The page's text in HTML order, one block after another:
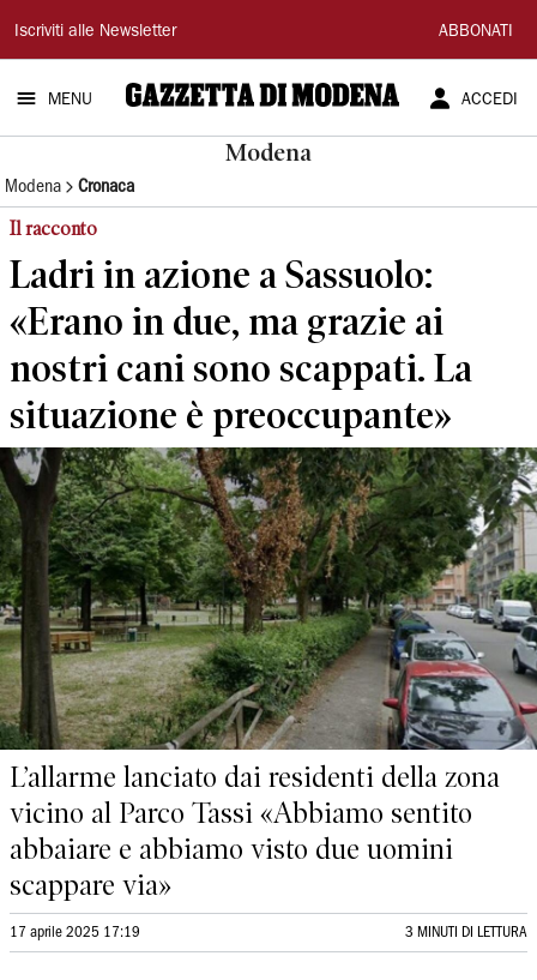
Gazzetta
di
Modena
Iscriviti alle Newsletter ABBONATI
MENU ACCEDI
Modena
Modena Cronaca
Il racconto
Ladri in azione a Sassuolo:
«Erano in due, ma grazie ai
nostri cani sono scappati. La
situazione è preoccupante»
L’allarme lanciato dai residenti della zona
vicino al Parco Tassi «Abbiamo sentito
abbaiare e abbiamo visto due uomini
scappare via»
17 aprile 2025 17:19 3 MINUTI DI LETTURA